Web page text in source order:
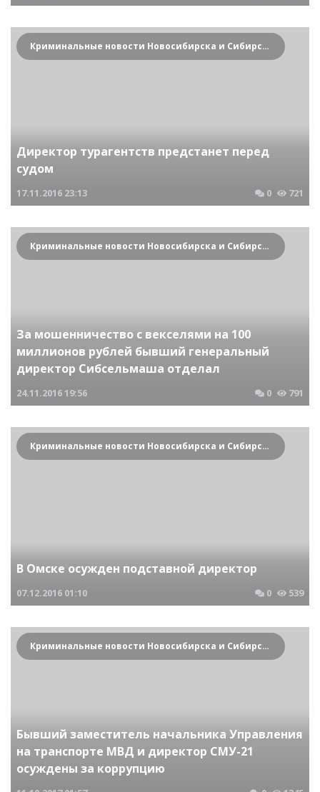
Криминальные новости Новосибирска и Сибирского региона
Директор турагентств предстанет перед
судом
17.11.2016 23:13 0 721
Криминальные новости Новосибирска и Сибирского региона
За мошенничество с векселями на 100
миллионов рублей бывший генеральный
директор Сибсельмаша отделал
24.11.201619:56 0 791
Криминальные новости Новосибирска и Сибирского региона
В Омске осужден подставной директор
07.12.2016 01:10 0 539
Криминальные новости Новосибирска и Сибирского региона
Бывший заместитель начальника Управления
на транспорте МВД и директор СМУ-21
осуждены за коррупцию